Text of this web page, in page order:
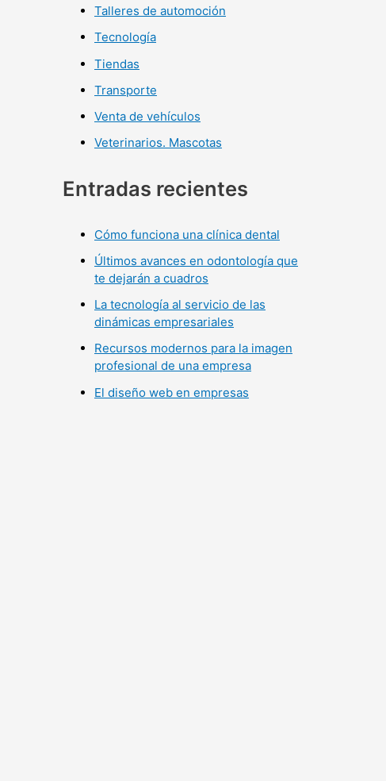
Talleres de automoción
Tecnología
Tiendas
Transporte
Venta de vehículos
Veterinarios. Mascotas
Entradas recientes
Cómo funciona una clínica dental
Últimos avances en odontología que
te dejarán a cuadros
La tecnología al servicio de las
dinámicas empresariales
Recursos modernos para la imagen
profesional de una empresa
El diseño web en empresas